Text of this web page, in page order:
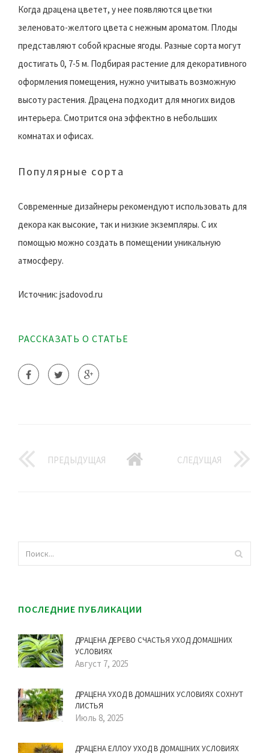
Когда драцена цветет, у нее появляются цветки
зеленовато-желтого цвета с нежным ароматом. Плоды
представляют собой красные ягоды. Разные сорта могут
достигать 0, 7-5 м. Подбирая растение для декоративного
оформления помещения, нужно учитывать возможную
высоту растения. Драцена подходит для многих видов
интерьера. Смотрится она эффектно в небольших
комнатах и офисах.
Популярные сорта
Современные дизайнеры рекомендуют использовать для
декора как высокие, так и низкие экземпляры. С их
помощью можно создать в помещении уникальную
атмосферу.
Источник: jsadovod.ru
РАССКАЗАТЬ О СТАТЬЕ
ПРЕДЫДУЩАЯ СЛЕДУЩАЯ
ПОСЛЕДНИЕ ПУБЛИКАЦИИ
ДРАЦЕНА ДЕРЕВО СЧАСТЬЯ УХОД ДОМАШНИХ
УСЛОВИЯХ
Август 7, 2025
ДРАЦЕНА УХОД В ДОМАШНИХ УСЛОВИЯХ СОХНУТ
ЛИСТЬЯ
Июль 8, 2025
ДРАЦЕНА ЕЛЛОУ УХОД В ДОМАШНИХ УСЛОВИЯХ